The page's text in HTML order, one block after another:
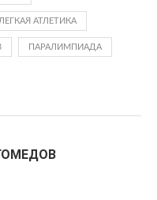
ЛЕГКАЯ АТЛЕТИКА
ПАРАЛИМПИАДА